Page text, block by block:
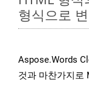
형식으로
Aspose.Words
것과 마찬가지로